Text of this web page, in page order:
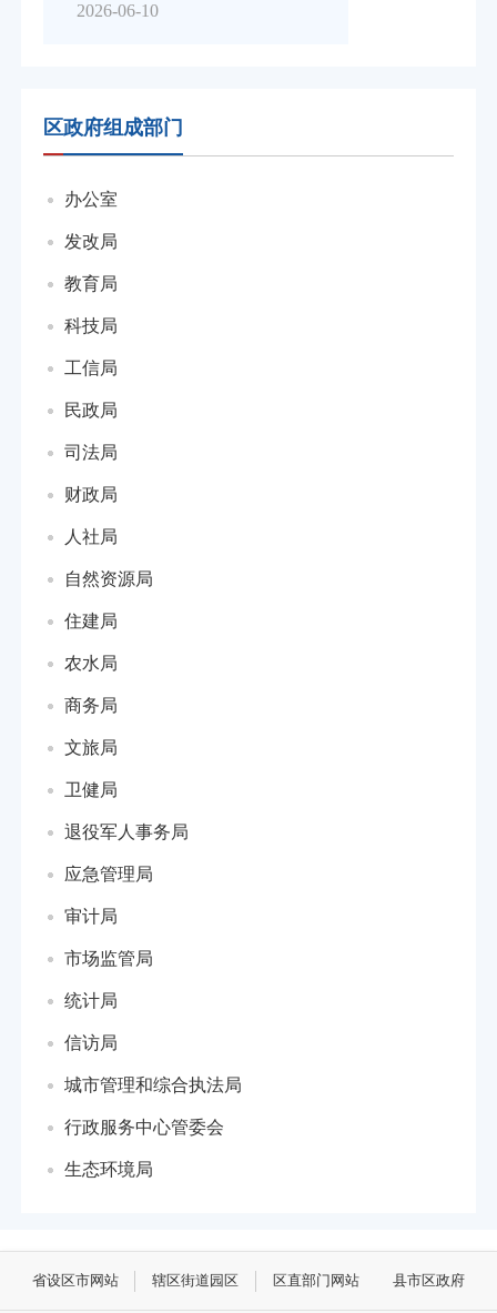
工作
2026-06-10
区政府组成部门
办公室
发改局
教育局
科技局
工信局
民政局
司法局
财政局
人社局
自然资源局
住建局
农水局
商务局
文旅局
卫健局
退役军人事务局
应急管理局
审计局
市场监管局
统计局
信访局
城市管理和综合执法局
行政服务中心管委会
生态环境局
省设区市网站 辖区街道园区 区直部门网站 县市区政府